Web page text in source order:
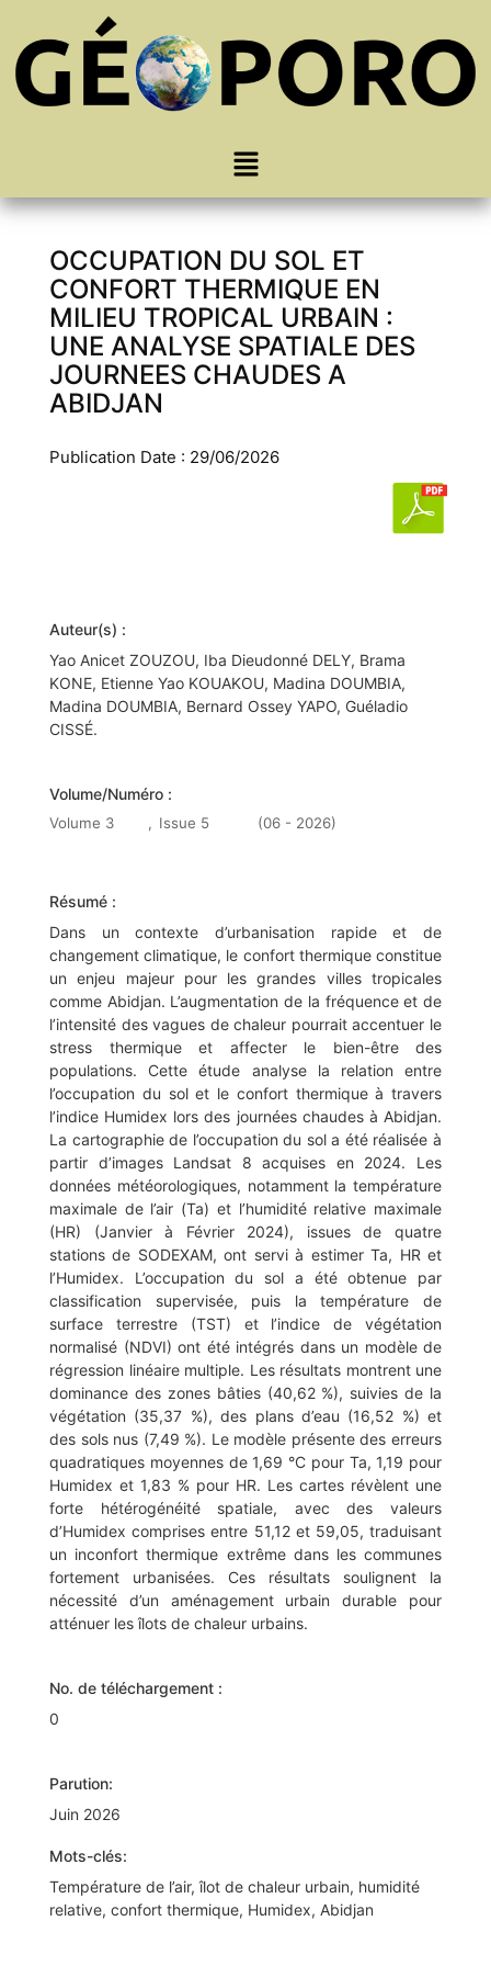
OCCUPATION DU SOL ET
CONFORT THERMIQUE EN
MILIEU TROPICAL URBAIN :
UNE ANALYSE SPATIALE DES
JOURNEES CHAUDES A
ABIDJAN
Publication Date : 29/06/2026
Auteur(s) :
Yao Anicet ZOUZOU, Iba Dieudonné DELY, Brama
KONE, Etienne Yao KOUAKOU, Madina DOUMBIA,
Madina DOUMBIA, Bernard Ossey YAPO, Guéladio
CISSÉ.
Volume/Numéro :
Volume 3 , Issue 5 (06 - 2026)
Résumé :
Dans un contexte d’urbanisation rapide et de
changement climatique, le confort thermique constitue
un enjeu majeur pour les grandes villes tropicales
comme Abidjan. L’augmentation de la fréquence et de
l’intensité des vagues de chaleur pourrait accentuer le
stress thermique et affecter le bien-être des
populations. Cette étude analyse la relation entre
l’occupation du sol et le confort thermique à travers
l’indice Humidex lors des journées chaudes à Abidjan.
La cartographie de l’occupation du sol a été réalisée à
partir d’images Landsat 8 acquises en 2024. Les
données météorologiques, notamment la température
maximale de l’air (Ta) et l’humidité relative maximale
(HR) (Janvier à Février 2024), issues de quatre
stations de SODEXAM, ont servi à estimer Ta, HR et
l’Humidex. L’occupation du sol a été obtenue par
classification supervisée, puis la température de
surface terrestre (TST) et l’indice de végétation
normalisé (NDVI) ont été intégrés dans un modèle de
régression linéaire multiple. Les résultats montrent une
dominance des zones bâties (40,62 %), suivies de la
végétation (35,37 %), des plans d’eau (16,52 %) et
des sols nus (7,49 %). Le modèle présente des erreurs
quadratiques moyennes de 1,69 °C pour Ta, 1,19 pour
Humidex et 1,83 % pour HR. Les cartes révèlent une
forte hétérogénéité spatiale, avec des valeurs
d’Humidex comprises entre 51,12 et 59,05, traduisant
un inconfort thermique extrême dans les communes
fortement urbanisées. Ces résultats soulignent la
nécessité d’un aménagement urbain durable pour
atténuer les îlots de chaleur urbains.
No. de téléchargement :
0
Parution:
Juin 2026
Mots-clés:
Température de l’air, îlot de chaleur urbain, humidité
relative, confort thermique, Humidex, Abidjan